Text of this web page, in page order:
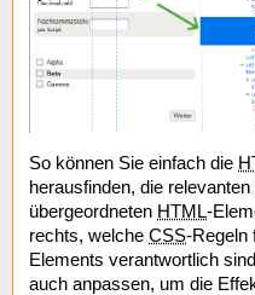
So können Sie einfach die
herausfinden, die relevanten
übergeordneten HTML-
rechts, welche CSS-Regeln
Elements verantwortlich
auch anpassen, um die